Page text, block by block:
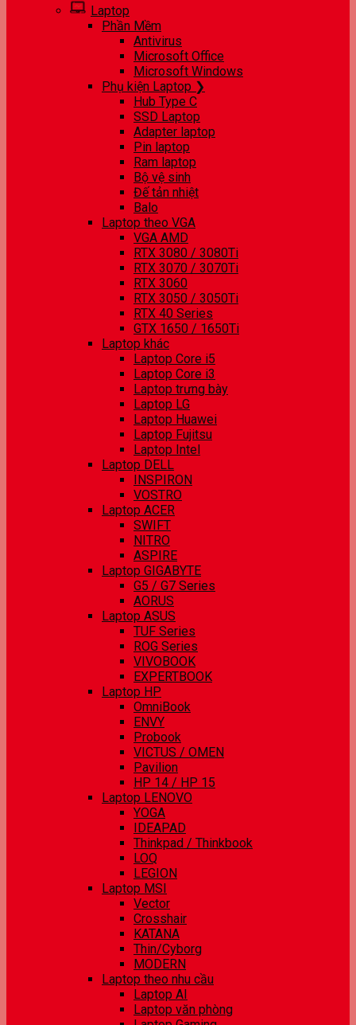
Laptop
Phần Mềm
Antivirus
Microsoft Office
Microsoft Windows
Phụ kiện Laptop ❯
Hub Type C
SSD Laptop
Adapter laptop
Pin laptop
Ram laptop
Bộ vệ sinh
Đế tản nhiệt
Balo
Laptop theo VGA
VGA AMD
RTX 3080 / 3080Ti
RTX 3070 / 3070Ti
RTX 3060
RTX 3050 / 3050Ti
RTX 40 Series
GTX 1650 / 1650Ti
Laptop khác
Laptop Core i5
Laptop Core i3
Laptop trưng bày
Laptop LG
Laptop Huawei
Laptop Fujitsu
Laptop Intel
Laptop DELL
INSPIRON
VOSTRO
Laptop ACER
SWIFT
NITRO
ASPIRE
Laptop GIGABYTE
G5 / G7 Series
AORUS
Laptop ASUS
TUF Series
ROG Series
VIVOBOOK
EXPERTBOOK
Laptop HP
OmniBook
ENVY
Probook
VICTUS / OMEN
Pavilion
HP 14 / HP 15
Laptop LENOVO
YOGA
IDEAPAD
Thinkpad / Thinkbook
LOQ
LEGION
Laptop MSI
Vector
Crosshair
KATANA
Thin/Cyborg
MODERN
Laptop theo nhu cầu
Laptop AI
Laptop văn phòng